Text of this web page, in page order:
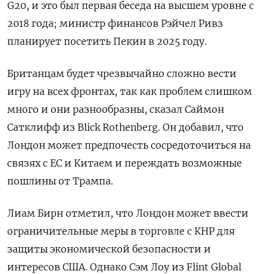
G20, и это был первая беседа на высшем уровне с
2018 года; министр финансов Рэйчел Ривз
планирует посетить Пекин в 2025 году.
Британцам будет чрезвычайно сложно вести
игру на всех фронтах, так как проблем слишком
много и они разнообразны, сказал Саймон
Сатклифф из Blick Rothenberg. Он добавил, что
Лондон может предпочесть сосредоточиться на
связях с ЕС и Китаем и переждать возможные
пошлины от Трампа.
Лиам Бирн отметил, что Лондон может ввести
ограничительные меры в торговле с КНР для
защиты экономической безопасности и
интересов США. Однако Сэм Лоу из Flint Global